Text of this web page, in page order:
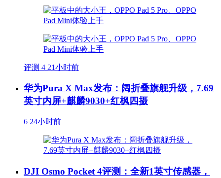
评测 4 21小时前
华为Pura X Max发布：阔折叠旗舰升级，7.69
英寸内屏+麒麟9030+红枫四摄
6 24小时前
DJI Osmo Pocket 4评测：全新1英寸传感器，